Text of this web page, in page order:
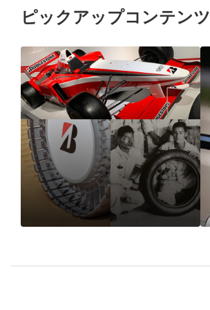
ピックアップコンテンツ